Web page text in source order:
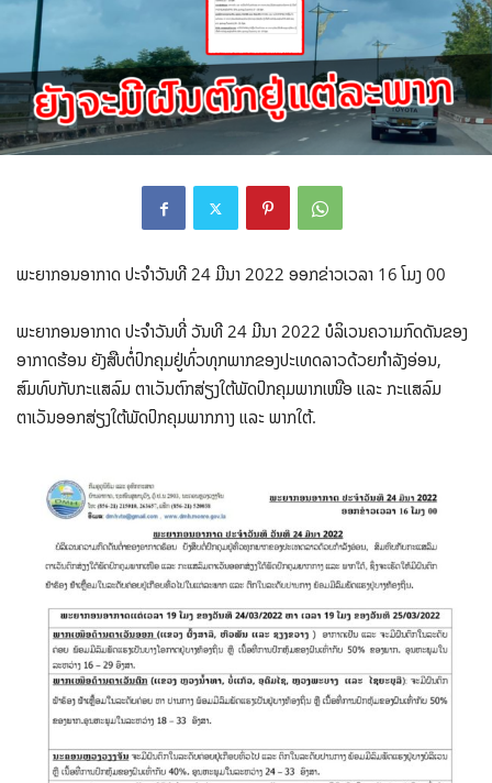
ພະຍາກອນອາກາດ ປະຈໍາວັນທີ 24 ມີນາ 2022 ອອກຂ່າວເວລາ 16 ໂມງ 00
ພະຍາກອນອາກາດ ປະຈໍາວັນທີ່ ວັນທີ 24 ມີນາ 2022 ບໍລິເວນຄວາມກົດດັນຂອງ
ອາກາດຮ້ອນ ຍັງສືບຕໍ່ປົກຄຸມຢູ່ທົ່ວທຸກພາກຂອງປະເທດລາວດ້ວຍກໍາລັງອ່ອນ,
ສົມທົບກັບກະແສລົມ ຕາເວັນຕົກສ່ຽງໃຕ້ພັດປົກຄຸມພາກເໜືອ ແລະ ກະແສລົມ
ຕາເວັນອອກສ່ຽງໃຕ້ພັດປົກຄຸມພາກກາງ ແລະ ພາກໃຕ້.